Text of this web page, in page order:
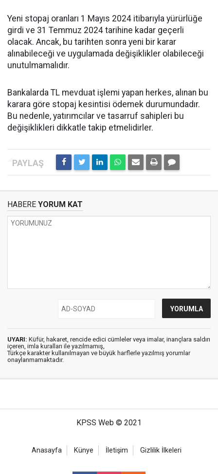
Yeni stopaj oranları 1 Mayıs 2024 itibarıyla yürürlüğe
girdi ve 31 Temmuz 2024 tarihine kadar geçerli
olacak. Ancak, bu tarihten sonra yeni bir karar
alınabileceği ve uygulamada değişiklikler olabileceği
unutulmamalıdır.
Bankalarda TL mevduat işlemi yapan herkes, alınan bu
karara göre stopaj kesintisi ödemek durumundadır.
Bu nedenle, yatırımcılar ve tasarruf sahipleri bu
değişiklikleri dikkatle takip etmelidirler.
HABERE YORUM KAT
UYARI: Küfür, hakaret, rencide edici cümleler veya imalar, inançlara saldırı
içeren, imla kuralları ile yazılmamış,
Türkçe karakter kullanılmayan ve büyük harflerle yazılmış yorumlar
onaylanmamaktadır.
KPSS Web © 2021
Anasayfa Künye İletişim Gizlilik İlkeleri